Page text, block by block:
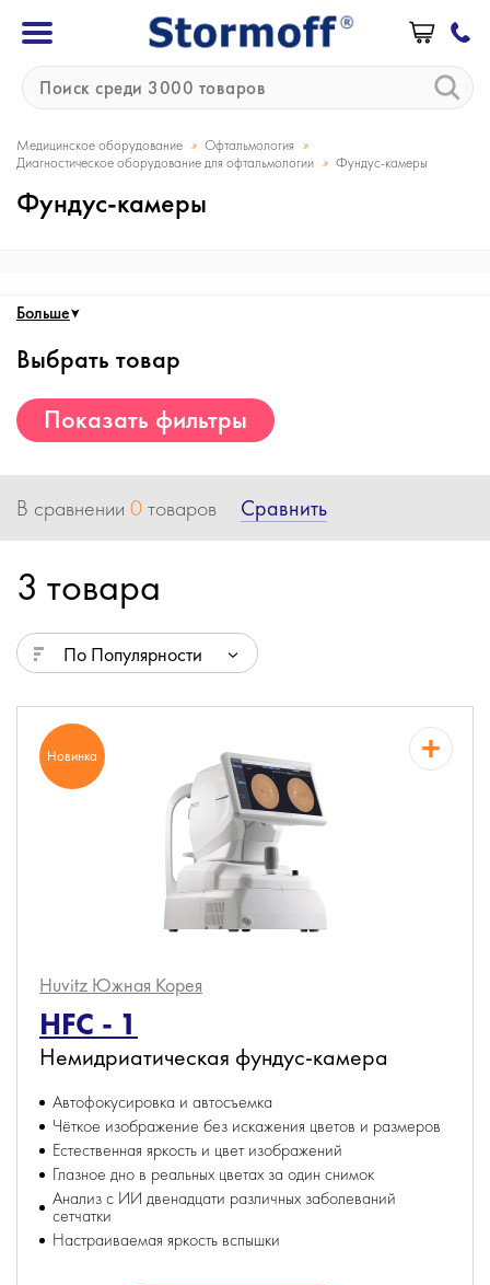
Медицинское оборудование » Офтальмология »
Диагностическое оборудование для офтальмологии » Фундус-камеры
Фундус-камеры
Больше
Выбрать товар
Показать фильтры
В сравнении 0товаров Сравнить
3 товара
По Популярности
Новинка
Huvitz Южная Корея
HFC - 1
Немидриатическая фундус-камера
Автофокусировка и автосъемка
Чёткое изображение без искажения цветов и размеров
Естественная яркость и цвет изображений
Глазное дно в реальных цветах за один снимок
Анализ с ИИ двенадцати различных заболеваний
сетчатки
Настраиваемая яркость вспышки